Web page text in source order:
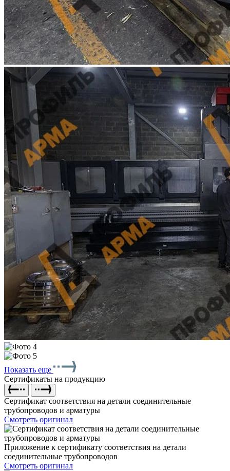
Показать еще
Сертификаты на продукцию
Сертификат соответствия на детали соединительные
трубопроводов и арматуры
Смотреть оригинал
Приложение к сертификату соответствия на детали
соединительные трубопроводов
Смотреть оригинал